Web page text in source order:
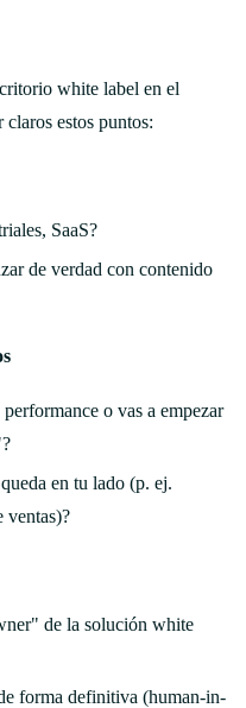
white label en el
estos puntos:
SaaS?
de verdad con contenido
o vas a empezar
en tu lado (p. ej.
ventas)?
de la solución white
forma definitiva (human-in-